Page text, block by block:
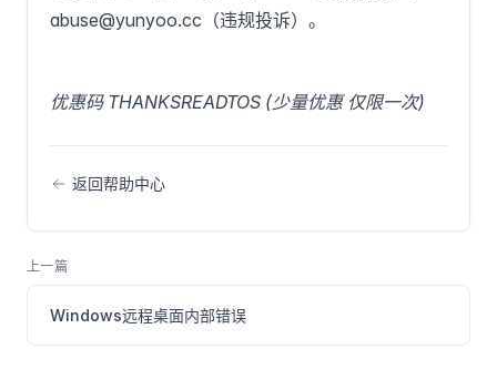
abuse@yunyoo.cc （违规投诉）。
优惠码 THANKSREADTOS (少量优惠 仅限一次)
返回帮助中心
上一篇
Windows远程桌面内部错误